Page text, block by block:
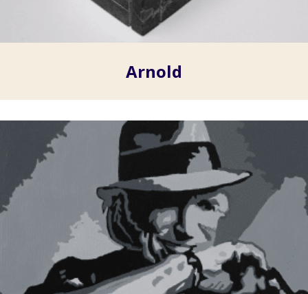
Arnold